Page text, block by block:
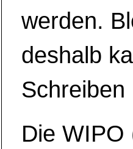
werden.
deshalb
Schreiben
Die WIPO